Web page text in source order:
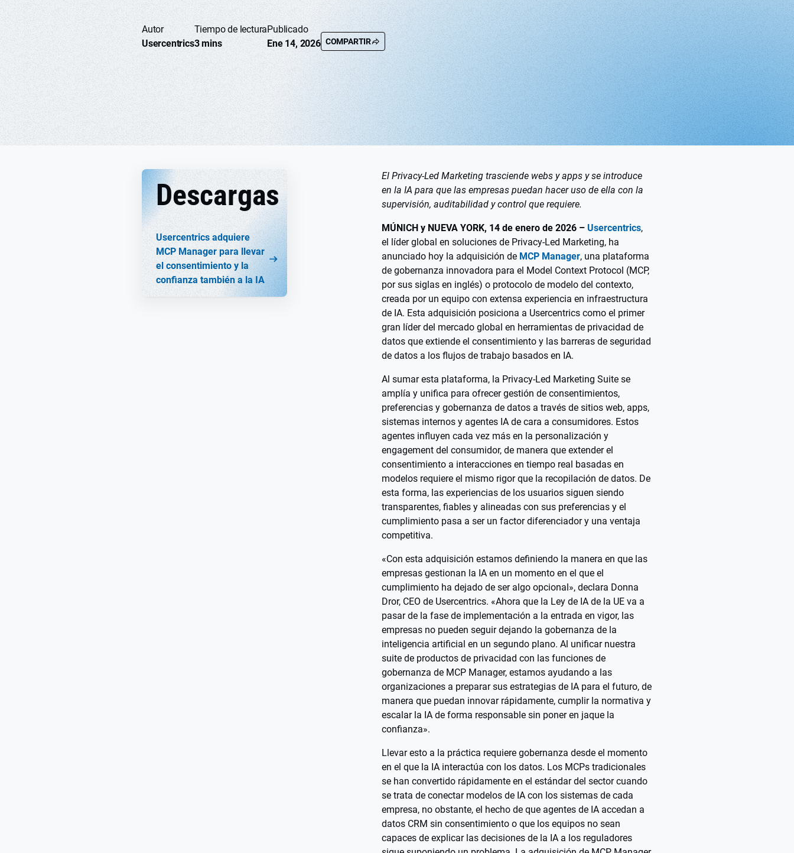
Autor
Usercentrics
Tiempo de lectura
3 mins
Publicado
Ene 14, 2026 COMPARTIR
Descargas
Usercentrics adquiere
MCP Manager para llevar
el consentimiento y la
confianza también a la IA
El Privacy‑Led Marketing trasciende webs y apps y se introduce
en la IA para que las empresas puedan hacer uso de ella con la
supervisión, auditabilidad y control que requiere.
MÚNICH y NUEVA YORK, 14 de enero de 2026 –Usercentrics,
el líder global en soluciones de Privacy-Led Marketing, ha
anunciado hoy la adquisición de MCP Manager, una plataforma
de gobernanza innovadora para el Model Context Protocol (MCP,
por sus siglas en inglés) o protocolo de modelo del contexto,
creada por un equipo con extensa experiencia en infraestructura
de IA. Esta adquisición posiciona a Usercentrics como el primer
gran líder del mercado global en herramientas de privacidad de
datos que extiende el consentimiento y las barreras de seguridad
de datos a los flujos de trabajo basados en IA.
Al sumar esta plataforma, la Privacy-Led Marketing Suite se
amplía y unifica para ofrecer gestión de consentimientos,
preferencias y gobernanza de datos a través de sitios web, apps,
sistemas internos y agentes IA de cara a consumidores. Estos
agentes influyen cada vez más en la personalización y
engagement del consumidor, de manera que extender el
consentimiento a interacciones en tiempo real basadas en
modelos requiere el mismo rigor que la recopilación de datos. De
esta forma, las experiencias de los usuarios siguen siendo
transparentes, fiables y alineadas con sus preferencias y el
cumplimiento pasa a ser un factor diferenciador y una ventaja
competitiva.
«Con esta adquisición estamos definiendo la manera en que las
empresas gestionan la IA en un momento en el que el
cumplimiento ha dejado de ser algo opcional», declara Donna
Dror, CEO de Usercentrics. «Ahora que la Ley de IA de la UE va a
pasar de la fase de implementación a la entrada en vigor, las
empresas no pueden seguir dejando la gobernanza de la
inteligencia artificial en un segundo plano. Al unificar nuestra
suite de productos de privacidad con las funciones de
gobernanza de MCP Manager, estamos ayudando a las
organizaciones a preparar sus estrategias de IA para el futuro, de
manera que puedan innovar rápidamente, cumplir la normativa y
escalar la IA de forma responsable sin poner en jaque la
confianza».
Llevar esto a la práctica requiere gobernanza desde el momento
en el que la IA interactúa con los datos. Los MCPs tradicionales
se han convertido rápidamente en el estándar del sector cuando
se trata de conectar modelos de IA con los sistemas de cada
empresa, no obstante, el hecho de que agentes de IA accedan a
datos CRM sin consentimiento o que los equipos no sean
capaces de explicar las decisiones de la IA a los reguladores